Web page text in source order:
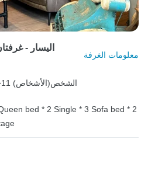
اليسار -
معلومات الغرفة
1~11 الشخص(الأشخاص)
bed * 2 Single * 3 Sofa bed * 2